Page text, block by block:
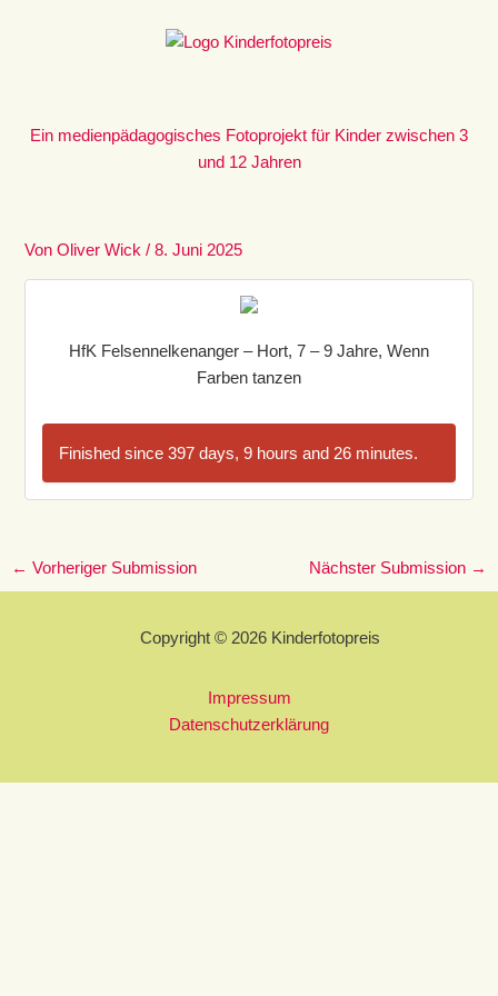
Ein medienpädagogisches Fotoprojekt für Kinder zwischen 3
und 12 Jahren
VonOliver Wick/8. Juni 2025
HfK Felsennelkenanger – Hort, 7 – 9 Jahre, Wenn
Farben tanzen
Finished since 397 days, 9 hours and 26 minutes.
← Vorheriger Submission Nächster Submission →
Copyright © 2026 Kinderfotopreis
Impressum
Datenschutzerklärung